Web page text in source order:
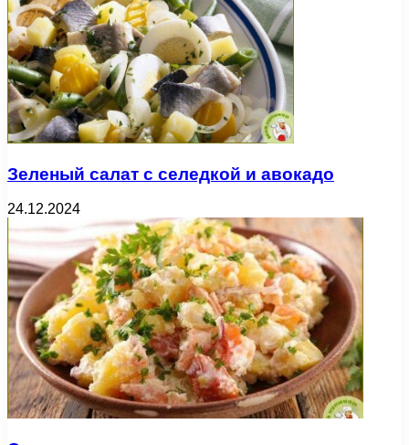
Зеленый салат с селедкой и авокадо
24.12.2024